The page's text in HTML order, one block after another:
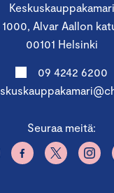
Keskuskauppakamari
1000, Alvar Aallon
00101 Helsinki
09 4242 6200
Seuraa meitä: